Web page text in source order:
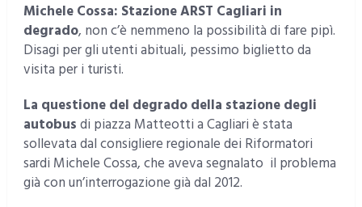
Michele Cossa: Stazione ARST Cagliari in
degrado, non c’è nemmeno la possibilità di fare pipì.
Disagi per gli utenti abituali, pessimo biglietto da
visita per i turisti.
La questione del degrado della stazione degli
autobusdi piazza Matteotti a Cagliari è stata
sollevata dal consigliere regionale dei Riformatori
sardi Michele Cossa, che aveva segnalato il problema
già con un’interrogazione già dal 2012.